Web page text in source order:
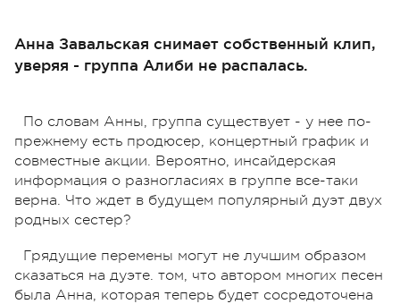
Анна Завальская снимает собственный клип,
уверяя - группа Алиби не распалась.
По словам Анны, группа существует - у нее по-
прежнему есть продюсер, концертный график и
совместные акции. Вероятно, инсайдерская
информация о разногласиях в группе все-таки
верна. Что ждет в будущем популярный дуэт двух
родных сестер?
Грядущие перемены могут не лучшим образом
сказаться на дуэте. том, что автором многих песен
была Анна, которая теперь будет сосредоточена